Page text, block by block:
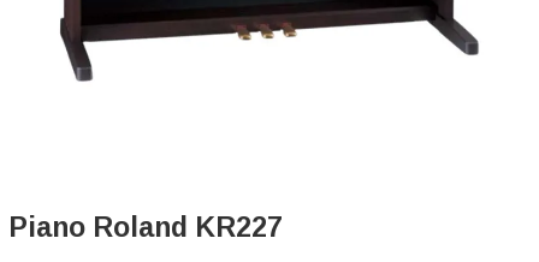
Piano Roland KR227